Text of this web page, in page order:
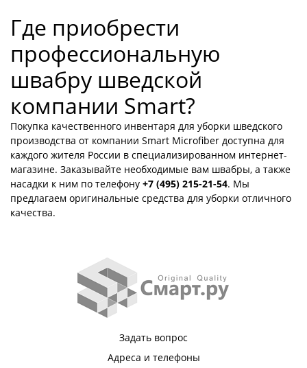
Где приобрести
профессиональную
швабру шведской
компании Smart?
Покупка качественного инвентаря для уборки шведского
производства от компании Smart Microfiber доступна для
каждого жителя России в специализированном интернет-
магазине. Заказывайте необходимые вам швабры, а также
насадки к ним по телефону +7 (495) 215-21-54. Мы
предлагаем оригинальные средства для уборки отличного
качества.
Задать вопрос
Адреса и телефоны